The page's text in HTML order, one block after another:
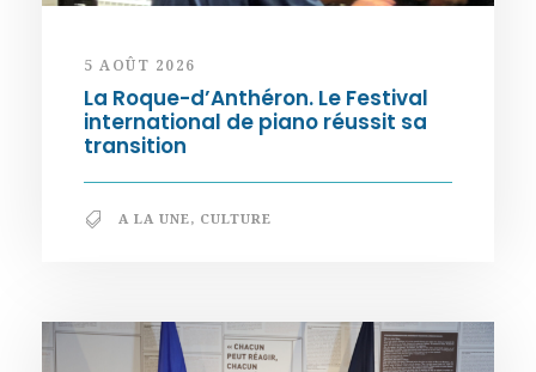
5 AOÛT 2026
La Roque-d’Anthéron. Le Festival
international de piano réussit sa
transition
A LA UNE, CULTURE